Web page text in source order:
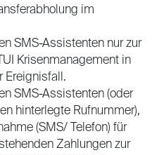
im
SMS-Assistenten nur zur
Krisenmanagement in
Ereignisfall.
SMS-Assistenten (oder
hinterlegte Rufnummer),
(SMS/ Telefon) für
Zahlungen zur